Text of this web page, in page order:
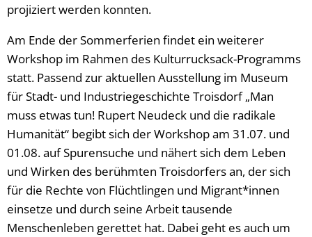
projiziert werden konnten.
Am Ende der Sommerferien findet ein weiterer
Workshop im Rahmen des Kulturrucksack-Programms
statt. Passend zur aktuellen Ausstellung im Museum
für Stadt- und Industriegeschichte Troisdorf „Man
muss etwas tun! Rupert Neudeck und die radikale
Humanität“ begibt sich der Workshop am 31.07. und
01.08. auf Spurensuche und nähert sich dem Leben
und Wirken des berühmten Troisdorfers an, der sich
für die Rechte von Flüchtlingen und Migrant*innen
einsetze und durch seine Arbeit tausende
Menschenleben gerettet hat. Dabei geht es auch um